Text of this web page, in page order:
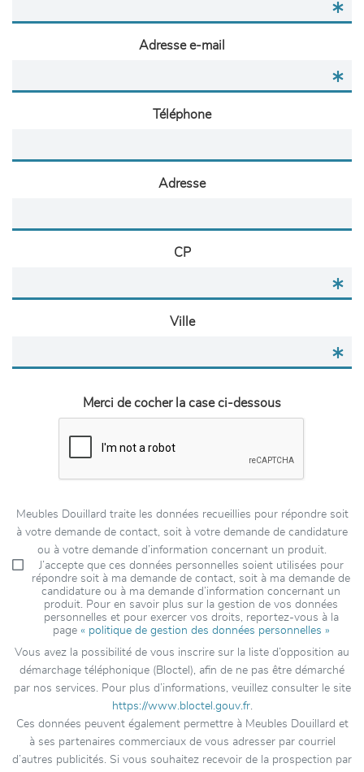
Adresse e-mail
Téléphone
Adresse
CP
Ville
Merci de cocher la case ci-dessous
Meubles Douillard traite les données recueillies pour répondre soit
à votre demande de contact, soit à votre demande de candidature
ou à votre demande d’information concernant un produit.
J’accepte que ces données personnelles soient utilisées pour
répondre soit à ma demande de contact, soit à ma demande de
candidature ou à ma demande d’information concernant un
produit. Pour en savoir plus sur la gestion de vos données
personnelles et pour exercer vos droits, reportez-vous à la
page « politique de gestion des données personnelles »
Vous avez la possibilité de vous inscrire sur la liste d’opposition au
démarchage téléphonique (Bloctel), afin de ne pas être démarché
par nos services. Pour plus d’informations, veuillez consulter le site
https://www.bloctel.gouv.fr.
Ces données peuvent également permettre à Meubles Douillard et
à ses partenaires commerciaux de vous adresser par courriel
d’autres publicités. Si vous souhaitez recevoir de la prospection par